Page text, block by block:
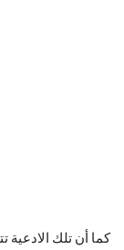
كما أن تلك الادعية